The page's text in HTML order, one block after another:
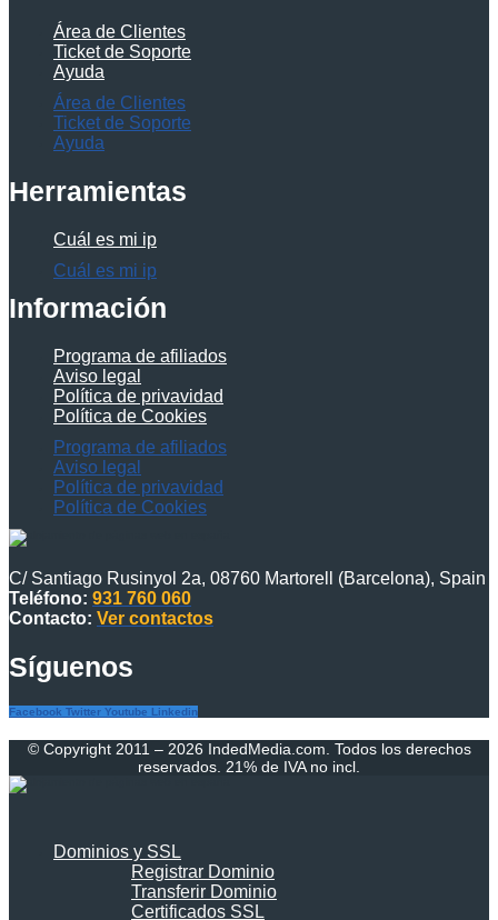
Área de Clientes
Ticket de Soporte
Ayuda
Área de Clientes
Ticket de Soporte
Ayuda
Herramientas
Cuál es mi ip
Cuál es mi ip
Información
Programa de afiliados
Aviso legal
Política de privavidad
Política de Cookies
Programa de afiliados
Aviso legal
Política de privavidad
Política de Cookies
C/ Santiago Rusinyol 2a, 08760 Martorell (Barcelona), Spain
Teléfono: 931 760 060
Contacto: Ver contactos
Síguenos
Facebook Twitter Youtube Linkedin
© Copyright 2011 – 2026 IndedMedia.com. Todos los derechos
reservados. 21% de IVA no incl.
Dominios y SSL
Registrar Dominio
Transferir Dominio
Certificados SSL